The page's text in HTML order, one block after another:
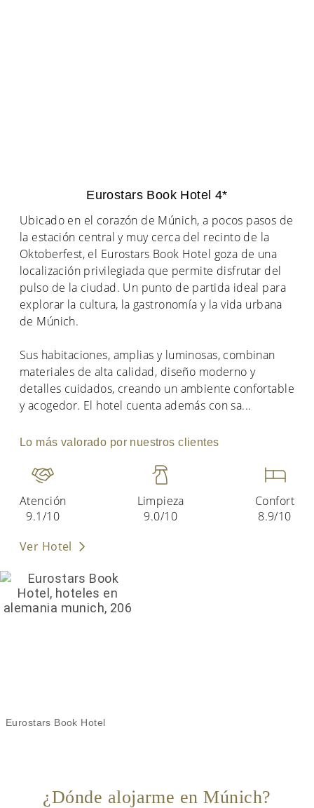
Eurostars Book Hotel 4*
Ubicado en el corazón de Múnich, a pocos pasos de
la estación central y muy cerca del recinto de la
Oktoberfest, el Eurostars Book Hotel goza de una
localización privilegiada que permite disfrutar del
pulso de la ciudad. Un punto de partida ideal para
explorar la cultura, la gastronomía y la vida urbana
de Múnich.
Sus habitaciones, amplias y luminosas, combinan
materiales de alta calidad, diseño moderno y
detalles cuidados, creando un ambiente confortable
y acogedor. El hotel cuenta además con sa...
Lo más valorado por nuestros clientes
Atención
9.1/10
Limpieza
9.0/10
Confort
8.9/10
Ver Hotel
Eurostars Book Hotel
¿Dónde alojarme en Múnich?